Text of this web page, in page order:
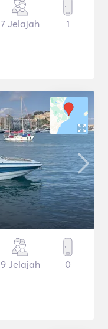
7 Jelajah 1
9 Jelajah 0